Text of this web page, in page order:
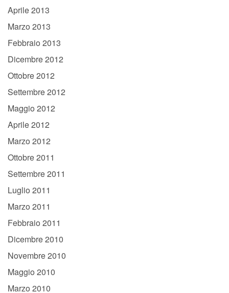
Aprile 2013
Marzo 2013
Febbraio 2013
Dicembre 2012
Ottobre 2012
Settembre 2012
Maggio 2012
Aprile 2012
Marzo 2012
Ottobre 2011
Settembre 2011
Luglio 2011
Marzo 2011
Febbraio 2011
Dicembre 2010
Novembre 2010
Maggio 2010
Marzo 2010